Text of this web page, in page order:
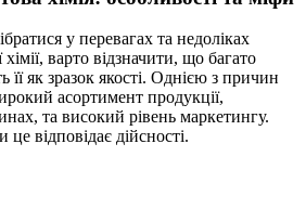
у перевагах та недоліках
варто відзначити, що багато
як зразок якості. Однією з причин
асортимент продукції,
та високий рівень маркетингу.
відповідає дійсності.